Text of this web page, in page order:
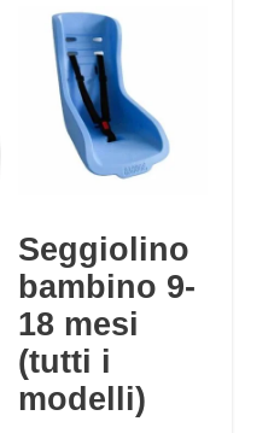
Seggiolino
bambino 9-
18 mesi
(tutti i
modelli)